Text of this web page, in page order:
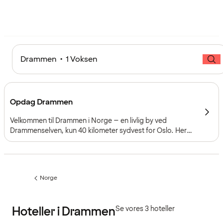
Drammen • 1 Voksen
Opdag Drammen
Velkommen til Drammen i Norge – en livlig by ved
Drammenselven, kun 40 kilometer sydvest for Oslo. Her
mødes byliv, kultur og smuk natur – det sørger de
Forrige
Norge
Hoteller i DrammenSe vores 3 hoteller